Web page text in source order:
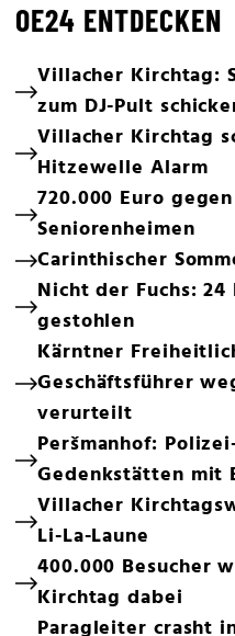
OE24 ENTDECKEN
Villacher Kirchtag:
zum DJ-Pult
Villacher Kirchtag
Hitzewelle Alarm
720.000 Euro
Seniorenheimen
Carinthischer
Nicht der Fuchs:
gestohlen
Kärntner
Geschäftsführer
verurteilt
Peršmanhof:
Gedenkstätten mit
Villacher
Li-La-Laune
400.000 Besucher
Kirchtag dabei
Paragleiter crasht